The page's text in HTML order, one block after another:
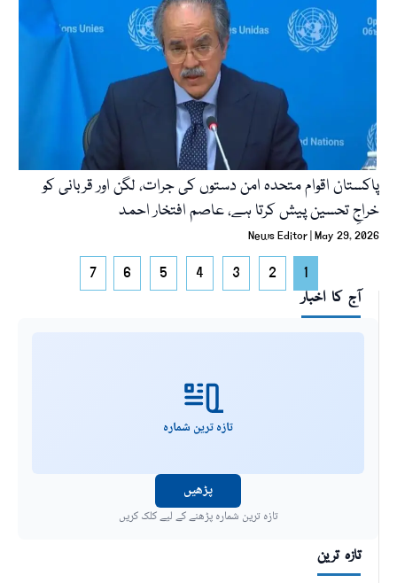
پاکستان اقوام متحدہ امن دستوں کی جرات، لگن اور قربانی کو
خراجِ تحسین پیش کرتا ہے، عاصم افتخار احمد
News Editor May 29, 2026
1
2
3
4
5
6
7
آج کا اخبار
تازہ ترین شمارہ
پڑھیں
تازہ ترین شمارہ پڑھنے کے لیے کلک کریں
تازہ ترین